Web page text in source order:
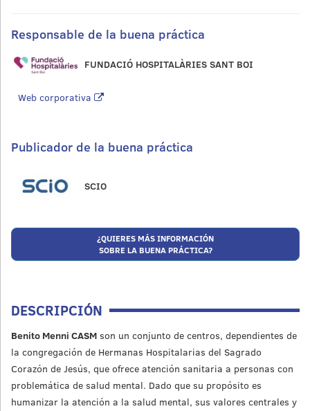
Responsable de la buena práctica
FUNDACIÓ HOSPITALÀRIES SANT BOI
Web corporativa
Publicador de la buena práctica
SCIO
¿QUIERES MÁS INFORMACIÓN
SOBRE LA BUENA PRÁCTICA?
DESCRIPCIÓN
Benito Menni CASM son un conjunto de centros, dependientes de
la congregación de Hermanas Hospitalarias del Sagrado
Corazón de Jesús, que ofrece atención sanitaria a personas con
problemática de salud mental. Dado que su propósito es
humanizar la atención a la salud mental, sus valores centrales y